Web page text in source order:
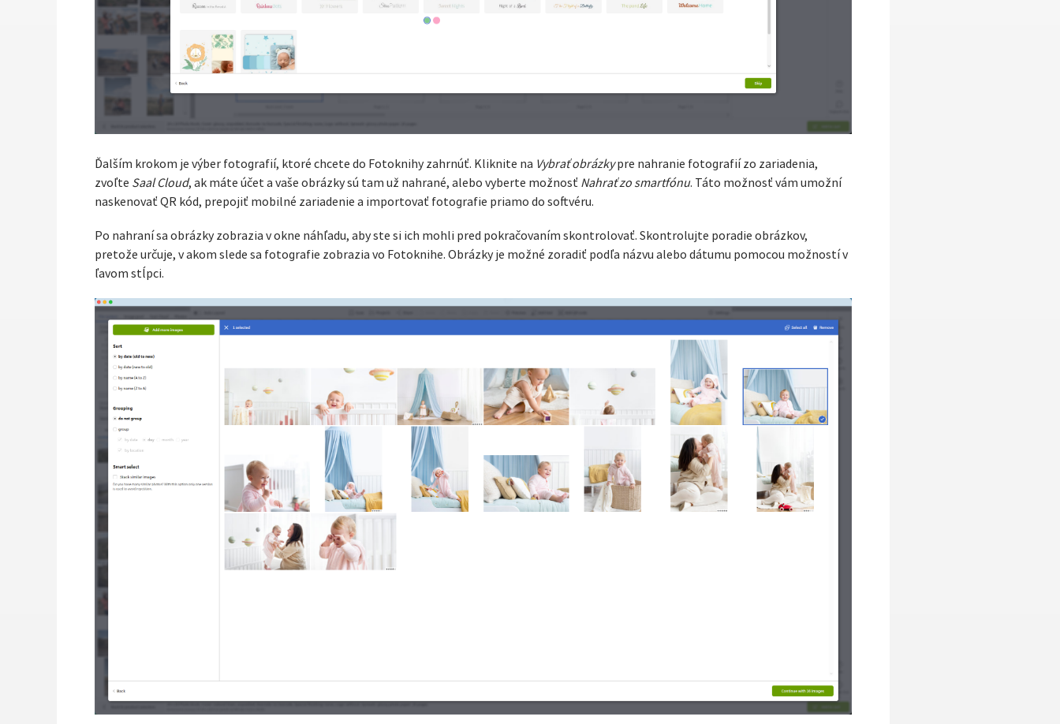
Ďalším krokom je výber fotografií, ktoré chcete do Fotoknihy zahrnúť. Kliknite na Vybrať obrázkypre nahranie fotografií zo zariadenia,
zvoľte Saal Cloud, ak máte účet a vaše obrázky sú tam už nahrané, alebo vyberte možnosť Nahrať zo smartfónu. Táto možnosť vám umožní
naskenovať QR kód, prepojiť mobilné zariadenie a importovať fotografie priamo do softvéru.
Po nahraní sa obrázky zobrazia v okne náhľadu, aby ste si ich mohli pred pokračovaním skontrolovať. Skontrolujte poradie obrázkov,
pretože určuje, v akom slede sa fotografie zobrazia vo Fotoknihe. Obrázky je možné zoradiť podľa názvu alebo dátumu pomocou možností v
ľavom stĺpci.